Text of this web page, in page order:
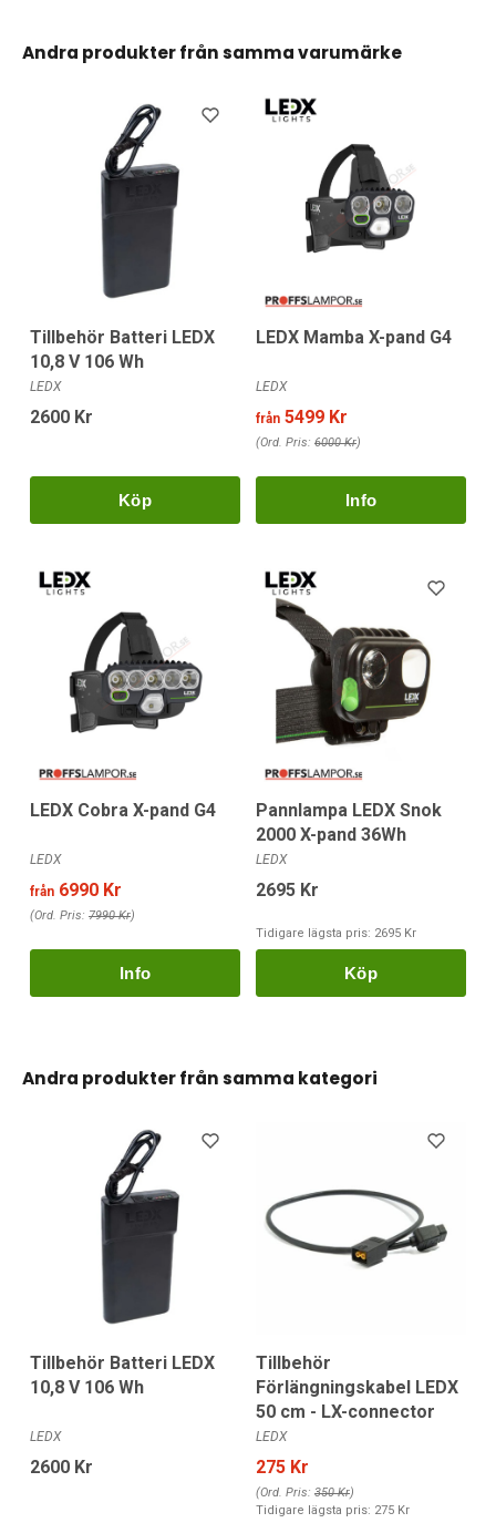
Andra produkter från samma varumärke
Tillbehör Batteri LEDX
10,8 V 106 Wh
LEDX
2600 Kr
Köp
LEDX Mamba X-pand G4
LEDX
från 5499 Kr
(Ord. Pris: 6000 Kr)
LEDX Cobra X-pand G4
LEDX
från 6990 Kr
(Ord. Pris: 7990 Kr)
Pannlampa LEDX Snok
2000 X-pand 36Wh
LEDX
2695 Kr
Tidigare lägsta pris: 2695 Kr
Köp
Andra produkter från samma kategori
Tillbehör Batteri LEDX
10,8 V 106 Wh
LEDX
2600 Kr
Tillbehör
Förlängningskabel LEDX
50 cm - LX-connector
LEDX
275 Kr
(Ord. Pris: 350 Kr)
Tidigare lägsta pris: 275 Kr